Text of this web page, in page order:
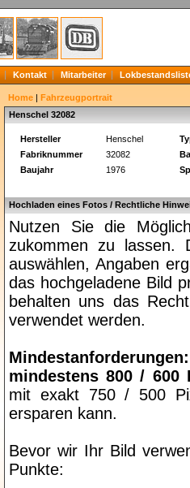
Kontakt Mitarbeiter
Home | Fahrzeugportrait
Henschel 32082
Hersteller Henschel
Fabriknummer
32082
Baujahr
1976
Hochladen eines Fotos / Rechtliche
Nutzen Sie die
zukommen zu lassen.
auswählen, Angaben
das hochgeladene Bild
behalten uns das
verwendet werden.
Mindestanforderungen:
mindestens 800 / 600
mit exakt 750 / 500
ersparen kann.
Bevor wir Ihr Bild
Punkte: